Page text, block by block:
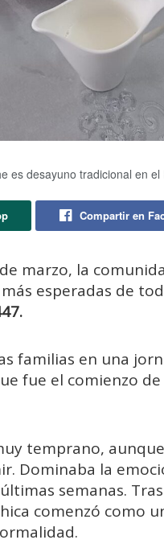
es desayuno tradicional en el
Compartir en
marzo, la
esperadas de
familias en una
fue el comienzo
temprano,
Dominaba la
semanas.
comenzó como